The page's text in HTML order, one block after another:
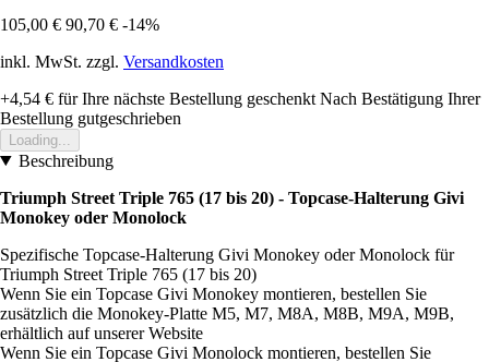
105,00 € 90,70 € -14%
inkl. MwSt. zzgl. Versandkosten
+4,54 € für Ihre nächste Bestellung geschenkt Nach Bestätigung Ihrer
Bestellung gutgeschrieben
Loading...
Beschreibung
Triumph Street Triple 765 (17 bis 20) - Topcase-Halterung Givi
Monokey oder Monolock
Spezifische Topcase-Halterung Givi Monokey oder Monolock für
Triumph Street Triple 765 (17 bis 20)
Wenn Sie ein Topcase Givi Monokey montieren, bestellen Sie
zusätzlich die Monokey-Platte M5, M7, M8A, M8B, M9A, M9B,
erhältlich auf unserer Website
Wenn Sie ein Topcase Givi Monolock montieren, bestellen Sie